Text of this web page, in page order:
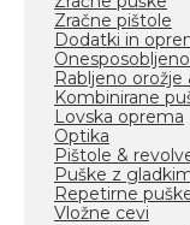
Zračne pištole
Dodatki in
Rabljeno orožje
Kombinirane
Lovska oprema
Optika
Pištole &
Puške z
Repetirne
Vložne cevi